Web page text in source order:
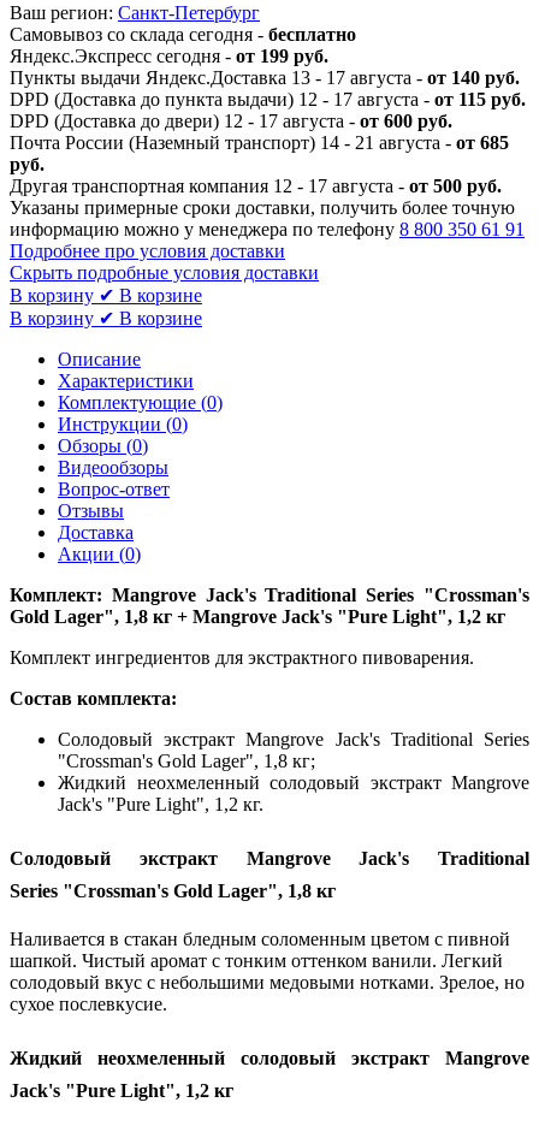
Ваш регион: Санкт-Петербург
Самовывоз со склада сегодня - бесплатно
Яндекс.Экспресс сегодня - от 199 руб.
Пункты выдачи Яндекс.Доставка 13 - 17 августа - от 140 руб.
DPD (Доставка до пункта выдачи) 12 - 17 августа - от 115 руб.
DPD (Доставка до двери) 12 - 17 августа - от 600 руб.
Почта России (Наземный транспорт) 14 - 21 августа - от 685
руб.
Другая транспортная компания 12 - 17 августа - от 500 руб.
Указаны примерные сроки доставки, получить более точную
информацию можно у менеджера по телефону 8 800 350 61 91
Подробнее про условия доставки
Скрыть подробные условия доставки
В корзину ✔ В корзине
В корзину ✔ В корзине
Описание
Характеристики
Комплектующие (0)
Инструкции (0)
Обзоры (0)
Видеообзоры
Вопрос-ответ
Отзывы
Доставка
Акции (0)
Комплект: Mangrove Jack's Traditional Series "Crossman's
Gold Lager", 1,8 кг + Mangrove Jack's "Pure Light", 1,2 кг
Комплект ингредиентов для экстрактного пивоварения.
Состав комплекта:
Солодовый экстракт Mangrove Jack's Traditional Series
"Crossman's Gold Lager", 1,8 кг;
Жидкий неохмеленный солодовый экстракт Mangrove
Jack's "Pure Light", 1,2 кг.
Солодовый экстракт Mangrove Jack's Traditional
Series "Crossman's Gold Lager", 1,8 кг
Наливается в стакан бледным соломенным цветом с пивной
шапкой. Чистый аромат с тонким оттенком ванили. Легкий
солодовый вкус с небольшими медовыми нотками. Зрелое, но
сухое послевкусие.
Жидкий неохмеленный солодовый экстракт Mangrove
Jack's "Pure Light", 1,2 кг